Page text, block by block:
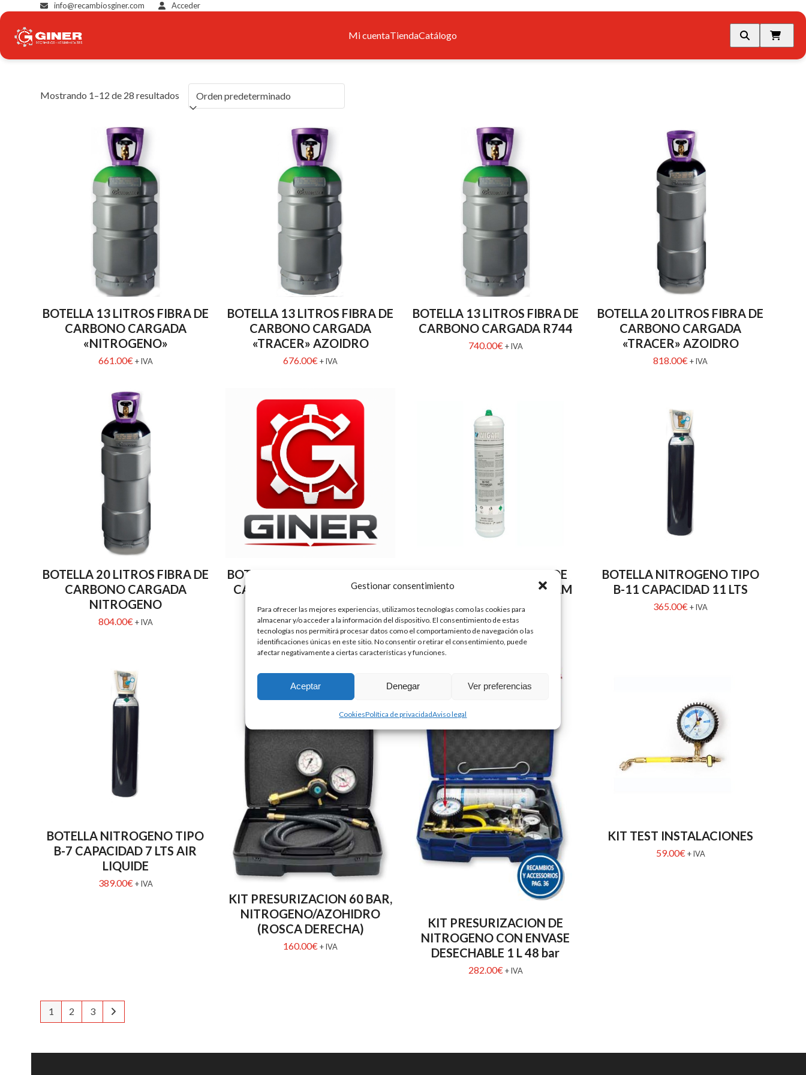
Gestionar consentimiento
Para ofrecer las mejores experiencias, utilizamos tecnologías como las cookies para
almacenar y/o acceder a la información del dispositivo. El consentimiento de estas
tecnologías nos permitirá procesar datos como el comportamiento de navegación o las
identificaciones únicas en este sitio. No consentir o retirar el consentimiento, puede
afectar negativamente a ciertas características y funciones.
Aceptar Denegar Ver preferencias
CookiesPolítica de privacidadAviso legal
to
content
info@recambiosginer.com Acceder
Mi cuentaTiendaCatálogo
Mostrando 1–12 de 28 resultados
BOTELLA 13 LITROS FIBRA DE
CARBONO CARGADA
«NITROGENO»
661.00€ + IVA
BOTELLA 13 LITROS FIBRA DE
CARBONO CARGADA
«TRACER» AZOIDRO
676.00€ + IVA
BOTELLA 13 LITROS FIBRA DE
CARBONO CARGADA R744
740.00€ + IVA
BOTELLA 20 LITROS FIBRA DE
CARBONO CARGADA
«TRACER» AZOIDRO
818.00€ + IVA
BOTELLA 20 LITROS FIBRA DE
CARBONO CARGADA
NITROGENO
804.00€ + IVA
BOTELLA 20 LITROS FIBRA DE
CARBONO CARGADA R744
937.00€+ IVA
BOTELLA DESECHABLE DE
NITROGENO SECO WIGAM
BN2/1-TPED 950cc
27.00€ + IVA
BOTELLA NITROGENO TIPO
B-11 CAPACIDAD 11 LTS
365.00€ + IVA
BOTELLA NITROGENO TIPO
B-7 CAPACIDAD 7 LTS AIR
LIQUIDE
389.00€ + IVA
KIT PRESURIZACION 60 BAR,
NITROGENO/AZOHIDRO
(ROSCA DERECHA)
160.00€+ IVA
KIT PRESURIZACION DE
NITROGENO CON ENVASE
DESECHABLE 1 L 48 bar
282.00€ + IVA
KIT TEST INSTALACIONES
59.00€+ IVA
1 2 3